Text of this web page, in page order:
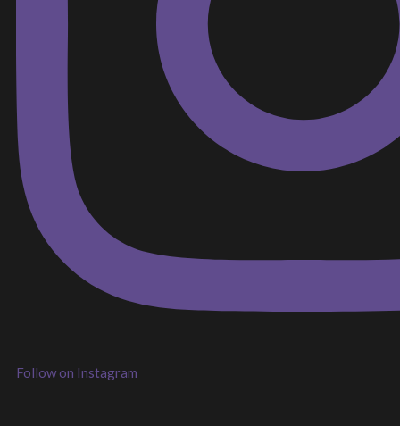
Follow on Instagram